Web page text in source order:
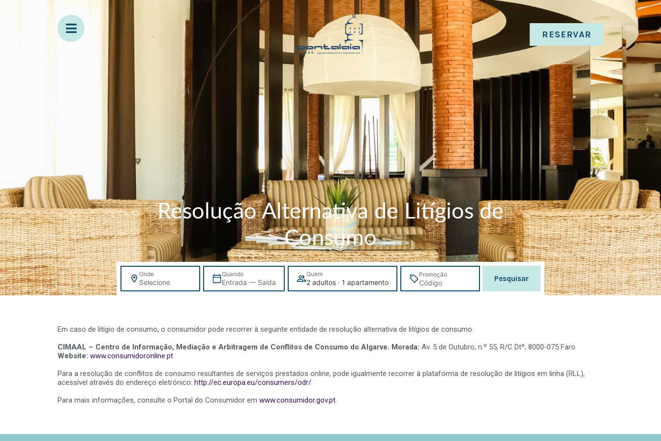
RESERVAR
Resolução Alternativa de Litígios de
Consumo
Onde
Selecione
Quando
Entrada — Saída
Quem
2 adultos · 1 apartamento
Promoção Pesquisar
Em caso de litígio de consumo, o consumidor pode recorrer à seguinte entidade de resolução alternativa de litígios de consumo:
CIMAAL – Centro de Informação, Mediação e Arbitragem de Conflitos de Consumo do Algarve. Morada: Av. 5 de Outubro, n.º 55, R/C Dtº, 8000-075 Faro
Website: www.consumidoronline.pt
Para a resolução de conflitos de consumo resultantes de serviços prestados online, pode igualmente recorrer à plataforma de resolução de litígios em linha (RLL),
acessível através do endereço eletrónico: http://ec.europa.eu/consumers/odr/.
Para mais informações, consulte o Portal do Consumidor em www.consumidor.gov.pt.